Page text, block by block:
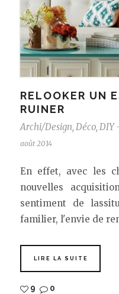
RELOOKER UN
RUINER
Archi/Design, Déco, DIY
août 2014
En effet, avec les
nouvelles
sentiment de
familier, l'envie de
LIRE LA SUITE
9 0